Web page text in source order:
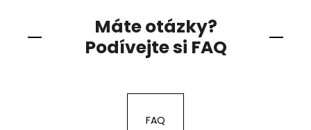
Máte otázky?
Podívejte si FAQ
FAQ